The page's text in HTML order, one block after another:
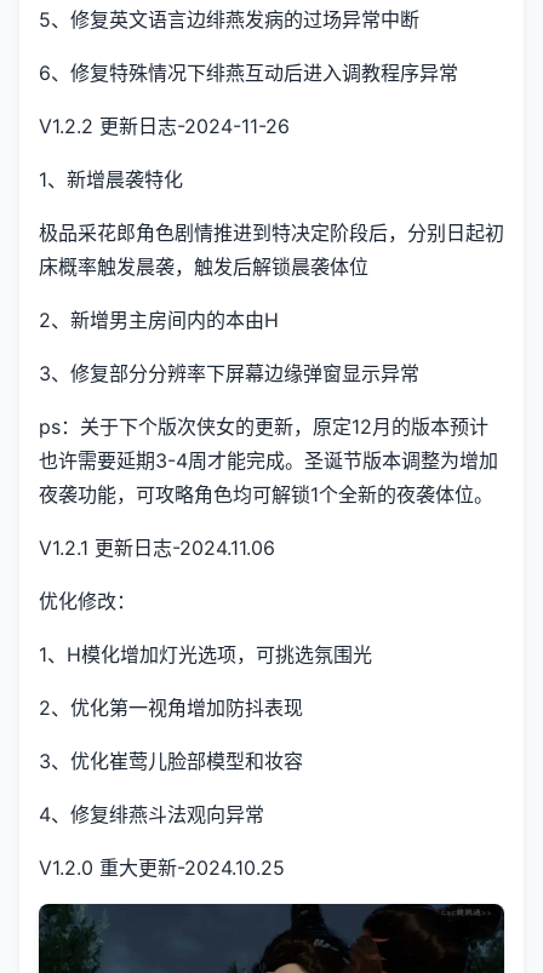
5、修复英文语言边绯燕发病的过场异常中断
6、修复特殊情况下绯燕互动后进入调教程序异常
V1.2.2 更新日志-2024-11-26
1、新增晨袭特化
极品采花郎角色剧情推进到特决定阶段后，分别日起初
床概率触发晨袭，触发后解锁晨袭体位
2、新增男主房间内的本由H
3、修复部分分辨率下屏幕边缘弹窗显示异常
ps：关于下个版次侠女的更新，原定12月的版本预计
也许需要延期3-4周才能完成。圣诞节版本调整为增加
夜袭功能，可攻略角色均可解锁1个全新的夜袭体位。
V1.2.1 更新日志-2024.11.06
优化修改：
1、H模化增加灯光选项，可挑选氛围光
2、优化第一视角增加防抖表现
3、优化崔莺儿脸部模型和妆容
4、修复绯燕斗法观向异常
V1.2.0 重大更新-2024.10.25